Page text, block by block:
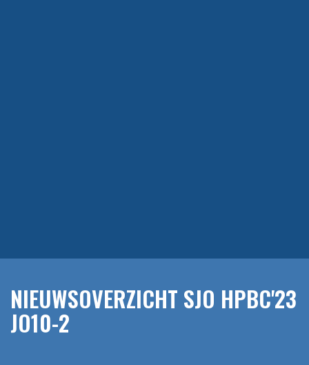
NIEUWSOVERZICHT SJO HPBC'23
JO10-2